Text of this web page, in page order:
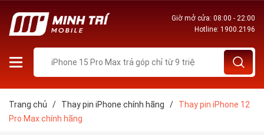
Giờ mở cửa: 08:00 - 22:00
Hotline: 1900.2196
Trang chủ / Thay pin iPhone chính hãng /
Thay pin iPhone 12
Pro Max chính hãng